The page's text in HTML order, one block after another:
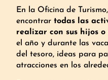
Información práctica
Como un turista
¡Bienvenidos a los
En la Oficina de Turismo,
encontrar todas las
realizar con sus hijos o
el año y durante las
del tesoro, ideas para
atracciones en los